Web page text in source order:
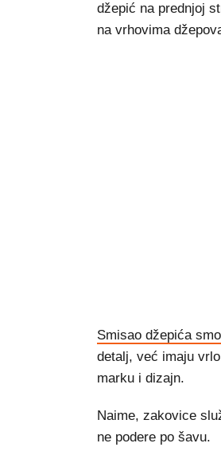
džepić na prednjoj
na vrhovima
Smisao džepića
detalj, već imaju
marku i dizajn.
Naime, zakovice
ne podere po šavu.